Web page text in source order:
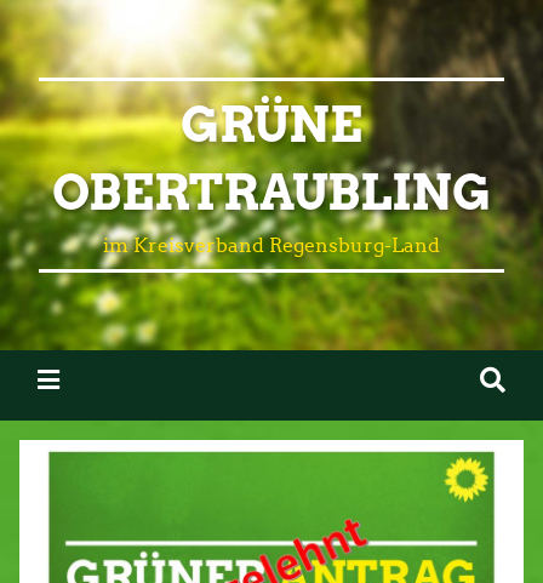
GRÜNE
OBERTRAUBLING
im Kreisverband Regensburg-Land